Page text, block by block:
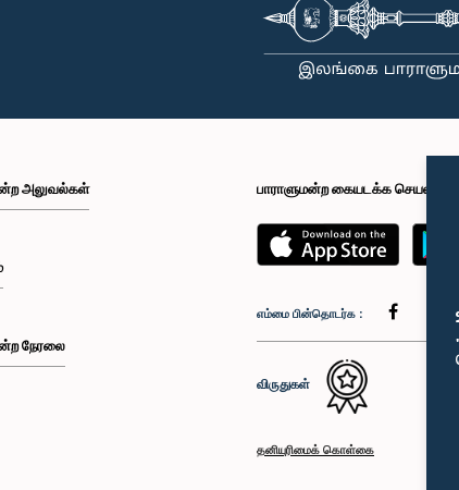
அலுவல்கள்
நேரலை
பாராளுமன்ற கையடக்க செயலி
எம்மை பின்தொடர்க :
விருதுகள்
தனியுரிமைக் கொள்கை